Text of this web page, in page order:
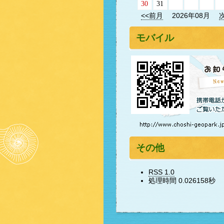
30
31
<<前月
2026年08月
モバイル
その他
RSS 1.0
処理時間 0.026158秒